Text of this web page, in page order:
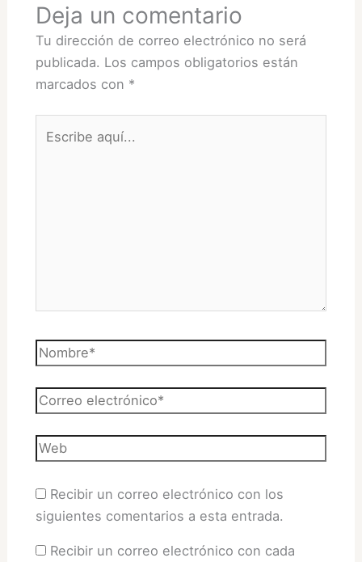
Deja un comentario
Tu dirección de correo electrónico no será
publicada. Los campos obligatorios están
marcados con *
aquí...
Nombre*
Correo
electrónico*
Web
Recibir un correo electrónico con los
siguientes comentarios a esta entrada.
Recibir un correo electrónico con cada